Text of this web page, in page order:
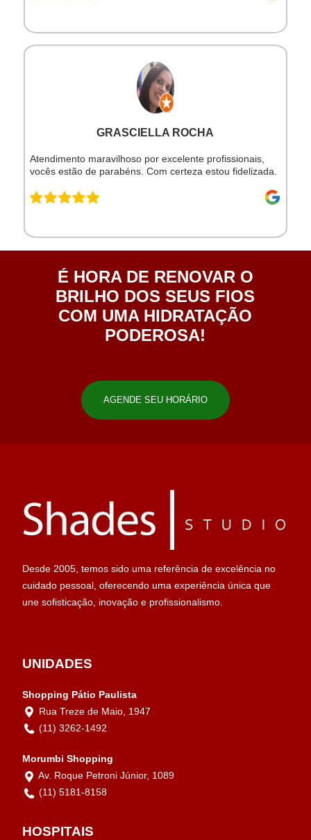
GRASCIELLA ROCHA
Atendimento maravilhoso por excelente profissionais,
vocês estão de parabéns. Com certeza estou fidelizada.
É HORA DE RENOVAR O
BRILHO DOS SEUS FIOS
COM UMA HIDRATAÇÃO
PODEROSA!
AGENDE SEU HORÁRIO
Desde 2005, temos sido uma referência de excelência no
cuidado pessoal, oferecendo uma experiência única que
une sofisticação, inovação e profissionalismo.
UNIDADES
Shopping Pátio Paulista
Rua Treze de Maio, 1947
(11) 3262-1492
Morumbi Shopping
Av. Roque Petroni Júnior, 1089
(11) 5181-8158
HOSPITAIS